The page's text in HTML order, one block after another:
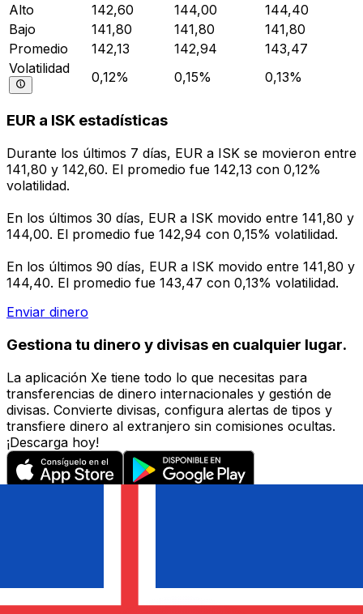
Alto
142,60 144,00
144,40
Bajo
141,80 141,80
141,80
Promedio
142,13 142,94
143,47
Volatilidad
0,12% 0,15% 0,13%
EUR a ISK estadísticas
Durante los últimos 7 días, EUR a ISK se movieron entre
141,80 y 142,60. El promedio fue 142,13 con 0,12%
volatilidad.
En los últimos 30 días, EUR a ISK movido entre 141,80 y
144,00. El promedio fue 142,94 con 0,15% volatilidad.
En los últimos 90 días, EUR a ISK movido entre 141,80 y
144,40. El promedio fue 143,47 con 0,13% volatilidad.
Enviar dinero
Gestiona tu dinero y divisas en cualquier lugar.
La aplicación Xe tiene todo lo que necesitas para
transferencias de dinero internacionales y gestión de
divisas. Convierte divisas, configura alertas de tipos y
transfiere dinero al extranjero sin comisiones ocultas.
¡Descarga hoy!